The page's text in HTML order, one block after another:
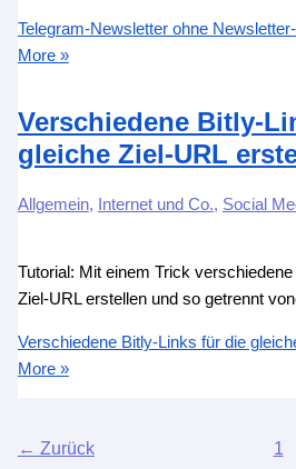
Telegram-Newsletter ohne
More »
Verschiedene Bitly-
gleiche Ziel-URL
Allgemein, Internet und Co., Social
Tutorial: Mit einem Trick
Ziel-URL erstellen und so getrennt
Verschiedene Bitly-Links für die
More »
← Zurück 1